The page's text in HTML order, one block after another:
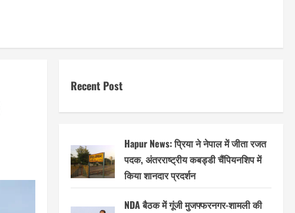
Recent Post
Hapur News: प्रिया ने नेपाल में जीता रजत
पदक, अंतरराष्ट्रीय कबड्डी चैंपियनशिप में
किया शानदार प्रदर्शन
NDA बैठक में गूंजी मुजफ्फरनगर-शामली की